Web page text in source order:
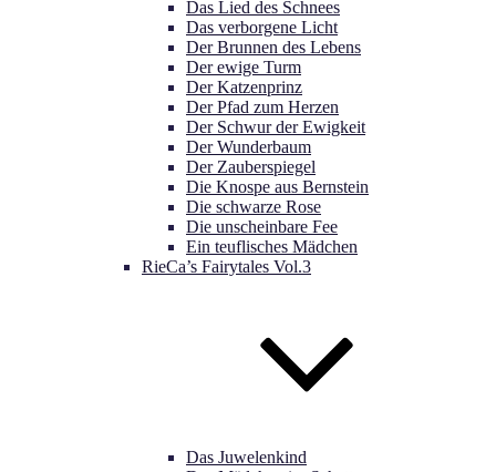
Das Lied des Schnees
Das verborgene Licht
Der Brunnen des Lebens
Der ewige Turm
Der Katzenprinz
Der Pfad zum Herzen
Der Schwur der Ewigkeit
Der Wunderbaum
Der Zauberspiegel
Die Knospe aus Bernstein
Die schwarze Rose
Die unscheinbare Fee
Ein teuflisches Mädchen
RieCa’s Fairytales Vol.3
Das Juwelenkind